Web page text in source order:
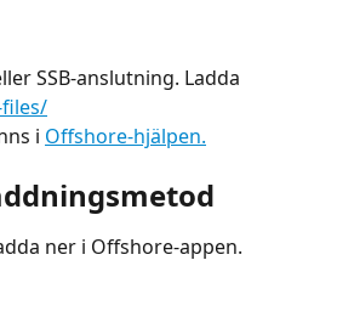
SSB-anslutning. Ladda
i Offshore-hjälpen.
ner i Offshore-appen.